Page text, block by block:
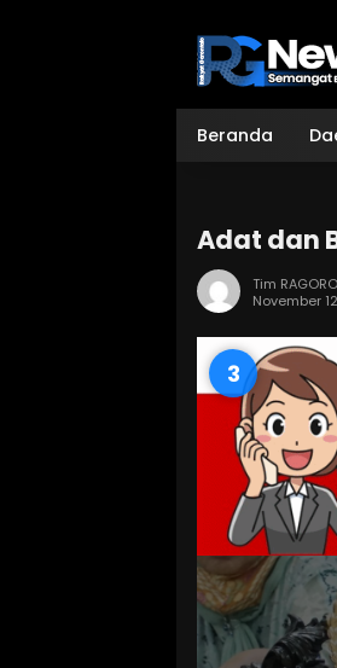
Beranda
Adat dan
Tim RAGORO
November
2